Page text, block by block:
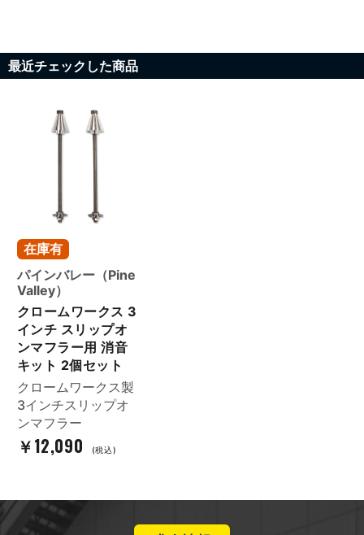
最近チェックした商品
在庫有
パインバレー（Pine
Valley）
クロームワークス 3
インチ スリップオ
ンマフラー用 消音
キット 2個セット
クロームワークス製
3インチスリップオ
ンマフラー
￥12,090 (税込)